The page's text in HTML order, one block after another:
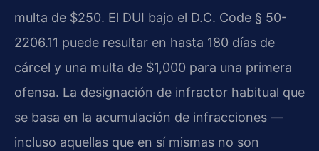
multa de $250. El DUI bajo el D.C. Code § 50-
2206.11 puede resultar en hasta 180 días de
cárcel y una multa de $1,000 para una primera
ofensa. La designación de infractor habitual que
se basa en la acumulación de infracciones —
incluso aquellas que en sí mismas no son